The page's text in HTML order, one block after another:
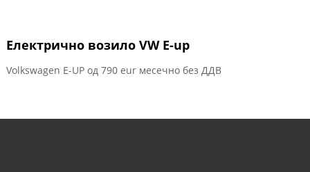
Електрично возило VW E-up
Volkswagen E-UP од 790 eur месечно без ДДВ